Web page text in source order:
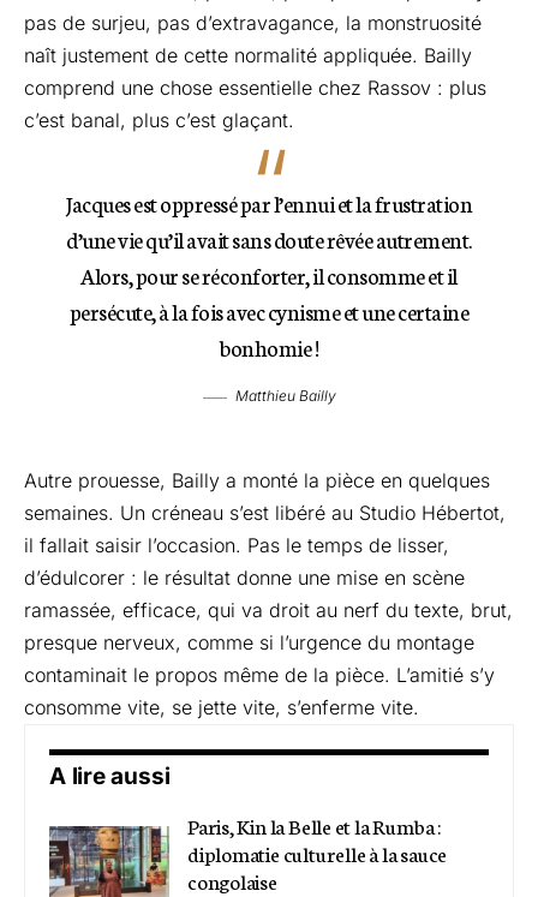
pas de surjeu, pas d’extravagance, la monstruosité
naît justement de cette normalité appliquée. Bailly
comprend une chose essentielle chez Rassov : plus
c’est banal, plus c’est glaçant.
Jacques est oppressé par l’ennui et la frustration
d’une vie qu’il avait sans doute rêvée autrement.
Alors, pour se réconforter, il consomme et il
persécute, à la fois avec cynisme et une certaine
bonhomie !
Matthieu Bailly
Autre prouesse, Bailly a monté la pièce en quelques
semaines. Un créneau s’est libéré au Studio Hébertot,
il fallait saisir l’occasion. Pas le temps de lisser,
d’édulcorer : le résultat donne une mise en scène
ramassée, efficace, qui va droit au nerf du texte, brut,
presque nerveux, comme si l’urgence du montage
contaminait le propos même de la pièce. L’amitié s’y
consomme vite, se jette vite, s’enferme vite.
A lire aussi
Paris, Kin la Belle et la Rumba :
diplomatie culturelle à la sauce
congolaise